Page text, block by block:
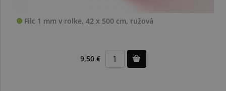
Filc 1 mm v rolke, 42 x 500 cm, ružová
9,50 €